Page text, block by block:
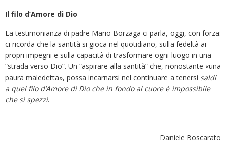
Il filo d’Amore di Dio
La testimonianza di padre Mario Borzaga ci parla, oggi, con forza:
ci ricorda che la santità si gioca nel quotidiano, sulla fedeltà ai
propri impegni e sulla capacità di trasformare ogni luogo in una
“strada verso Dio”. Un “aspirare alla santità” che, nonostante «una
paura maledetta», possa incarnarsi nel continuare a tenersi saldi
a quel filo d’Amore di Dio che in fondo al cuore è impossibile
che si spezzi.
Daniele Boscarato